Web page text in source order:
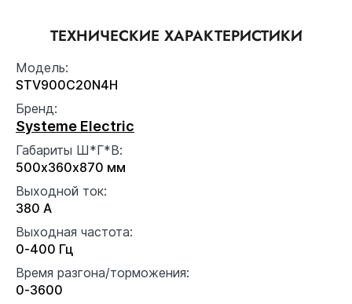
ТЕХНИЧЕСКИЕ ХАРАКТЕРИСТИКИ
Модель:
STV900C20N4H
Бренд:
Systeme Electric
Габариты Ш*Г*В:
500x360x870 мм
Выходной ток:
380 А
Выходная частота:
0-400 Гц
Время разгона/торможения:
0-3600